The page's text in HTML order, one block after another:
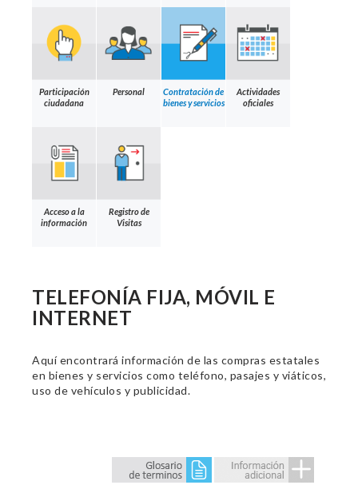
Participación
ciudadana
Personal
Contratación de
bienes y servicios
Actividades
oficiales
Acceso a la
información
Registro de
Visitas
TELEFONÍA FIJA, MÓVIL E
INTERNET
Aquí encontrará información de las compras estatales
en bienes y servicios como teléfono, pasajes y viáticos,
uso de vehículos y publicidad.